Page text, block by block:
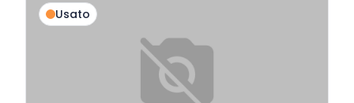
Usato